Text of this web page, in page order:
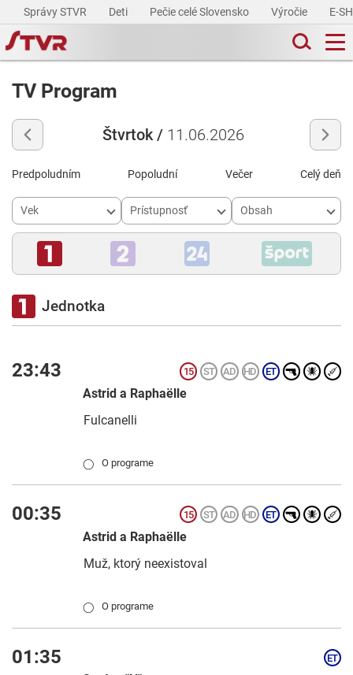
Správy STVR Deti Pečie celé Slovensko Výročie E-
TV Program
Štvrtok / 11.06.2026
Predpoludním Popoludní Večer Celý deň
Vek Prístupnosť Obsah
Jednotka
23:43
Astrid a Raphaëlle
Fulcanelli
◯ O programe
00:35
Astrid a Raphaëlle
Muž, ktorý neexistoval
◯ O programe
01:35